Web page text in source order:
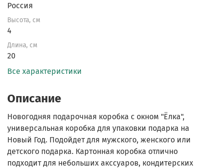
Россия
Высота, см
4
Длина, см
20
Все характеристики
Описание
Новогодняя подарочная коробка с окном "Ёлка",
универсальная коробка для упаковки подарка на
Новый Год. Подойдет для мужского, женского или
детского подарка. Картонная коробка отлично
подходит для небольших акссуаров, кондитерских